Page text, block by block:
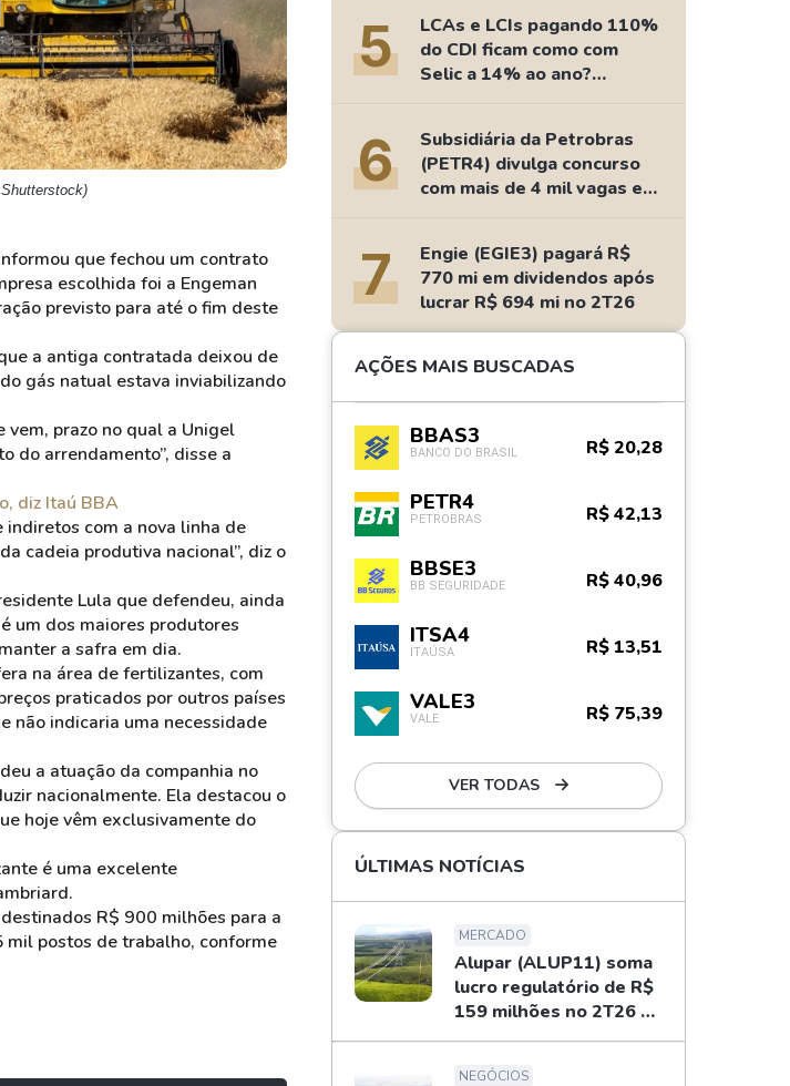
que fechou um contrato
escolhida foi a Engeman
previsto para até o fim deste
a antiga contratada deixou de
gás natual estava inviabilizando
vem, prazo no qual a Unigel
do arrendamento”, disse a
diz Itaú BBA
com a nova linha de
cadeia produtiva nacional”, diz o
Lula que defendeu, ainda
um dos maiores produtores
a safra em dia.
na área de fertilizantes, com
praticados por outros países
não indicaria uma necessidade
a atuação da companhia no
nacionalmente. Ela destacou o
hoje vêm exclusivamente do
é uma excelente
R$ 900 milhões para a
mil postos de trabalho, conforme
5
LCAs e LCIs pagando 110%
do CDI ficam como com
Selic a 14% ao ano?
Fizemos as contas
6
Subsidiária da Petrobras
(PETR4) divulga concurso
com mais de 4 mil vagas e
salários de até R$ 15 mil
7
Engie (EGIE3) pagará R$
770 mi em dividendos após
lucrar R$ 694 mi no 2T26
AÇÕES MAIS BUSCADAS
BBAS3
BANCO DO BRASIL R$ 20,28
PETR4
PETROBRAS R$ 42,13
BBSE3
BB SEGURIDADE R$ 40,96
ITSA4
ITAÚSA R$ 13,51
VALE3
VALE R$ 75,39
VER TODAS
ÚLTIMAS NOTÍCIAS
MERCADO
Alupar (ALUP11) soma
lucro regulatório de R$
159 milhões no 2T26 e
libera dividendos
NEGÓCIOS